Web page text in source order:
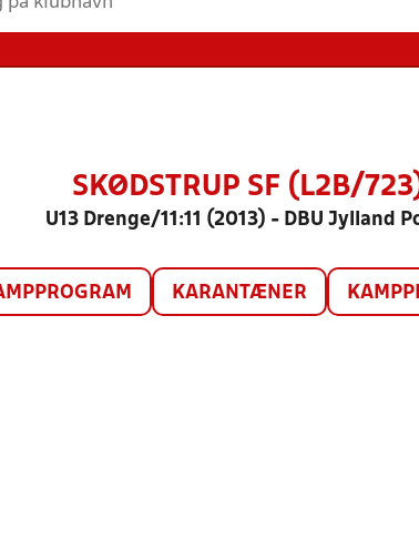
SKØDSTRUP SF (L2B/
U13 Drenge/11:11 (2013) - DBU Jylland
KARANTÆNER